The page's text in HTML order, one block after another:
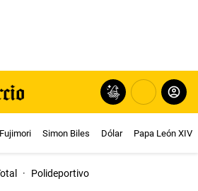
Simon Biles Dólar Papa León XIV
· Polideportivo